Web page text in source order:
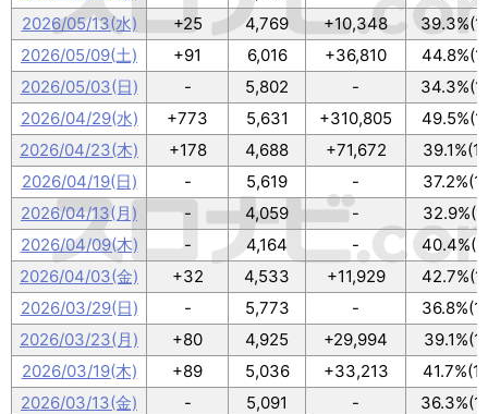
2026/05/13(水)
+25 4,769 +10,348
2026/05/09(土)
+91 6,016 +36,810
2026/05/03(日)
- 5,802 -
2026/04/29(水)
+773 5,631 +310,805
2026/04/23(木)
+178 4,688 +71,672
2026/04/19(日)
- 5,619 -
2026/04/13(月)
- 4,059 -
2026/04/09(木)
- 4,164 -
2026/04/03(金)
+32 4,533 +11,929
2026/03/29(日)
- 5,773 -
2026/03/23(月)
+80 4,925 +29,994
2026/03/19(木)
+89 5,036 +33,213
2026/03/13(金)
- 5,091 -